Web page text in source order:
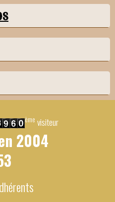
ème visiteur
2004